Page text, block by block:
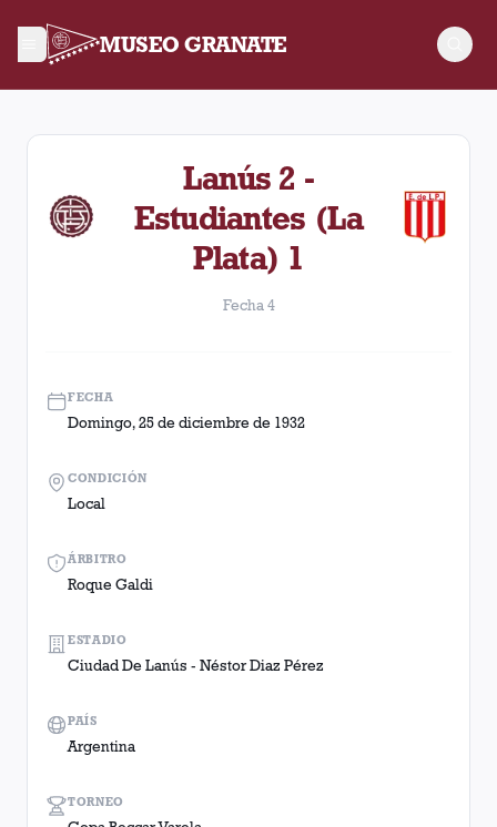
MUSEO GRANATE
Fecha 4. Partido entre Lanús y Estudiantes (La Plata)
Lanús 2 -
Estudiantes (La
Plata) 1
Fecha 4
FECHA
Domingo, 25 de diciembre de 1932
ÁRBITRO
Roque Galdi
TORNEO
CONDICIÓN
Local
ESTADIO
Ciudad De Lanús - Néstor Diaz Pérez
PAÍS
Argentina